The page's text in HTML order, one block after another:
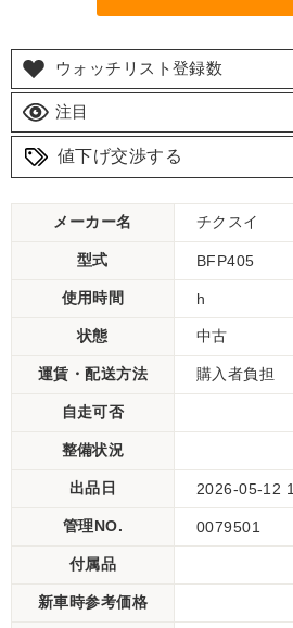
ウォッチリスト登録数
注目
値下げ交渉する
メーカー名 チクスイ
型式 BFP405
使用時間 h
状態 中古
運賃・配送方法 購入者負担
自走可否
整備状況
出品日 2026-05-12
管理NO. 0079501
付属品
新車時参考価格